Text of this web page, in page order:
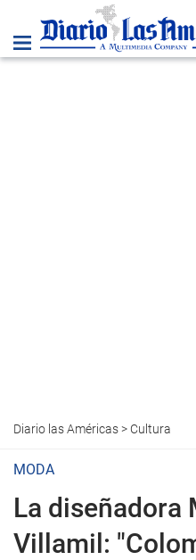
Diario las Américas> Cultura
MODA
La diseñadora
Villamil: